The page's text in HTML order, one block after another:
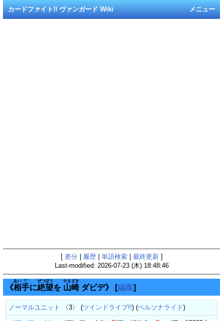
メニュー
カードファイト!! ヴァンガード Wiki
[ 差分 履歴| 単語検索| 最終更新]
Last-modified: 2026-07-23 (木) 18:48:46
《相
あい
手
て
に絶
ぜつ
望
ぼう
を 山
やま
崎
ざき
ダビデ》 [編集]
ノーマルユニット 〈3〉 (ツインドライブ!!) (ペルソナライド)